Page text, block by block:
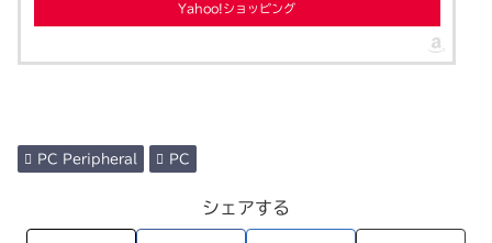
Yahoo!ショッピング
PC Peripheral PC
シェアする